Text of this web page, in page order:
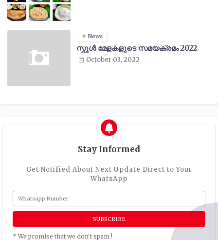
News
സ്കൂൾ മേളകളുടെ സമയക്രമം 2022
October 03, 2022
Stay Informed
Get Notified About Next Update Direct to Your
WhatsApp
* We promise that we don't spam !